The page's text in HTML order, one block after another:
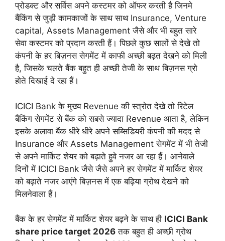
प्रोडक्ट और सर्विस अपने कस्टमर को ऑफर करती है जिनमे
बैंकिंग से जुड़ी कामकाजों के साथ साथ Insurance, Venture
capital, Assets Management जैसे और भी बहुत सारे
सेवा कस्टमर को प्रदान करती हैं। पिछले कुछ सालों से देखे तो
कंपनी के हर बिज़नस सेगमेंट में काफी अच्छी बढ़त देखने को मिली
है, जिसके चलते बैंक बहुत ही अच्छी तेजी के साथ बिज़नस ग्रो
होते दिखाई दे रहा हैं।
ICICI Bank के मुख्य Revenue की स्त्रोत देखे तो रिटेल
बैंकिंग सेगमेंट से बैंक को सबसे ज्यादा Revenue आता है, लेकिन
इसके अलावा बैंक धीरे धीरे अपने सब्सिडियरी कंपनी की मदद से
Insurance और Assets Management सेगमेंट में भी तेजी
से अपने मार्किट शेयर को बढ़ाते हुवे नजर आ रहा हैं। आनेवाले
दिनों में ICICI Bank जैसे जैसे अपने हर सेगमेंट में मार्किट शेयर
को बढ़ाते नजर आएंगे बिज़नस में एक बढ़िया ग्रोथ देखने को
मिलनेवाला हैं।
बैंक के हर सेगमेंट में मार्किट शेयर बढ़ने के साथ ही ICICI Bank
share price target 2026 तक बहुत ही अच्छी ग्रोथ